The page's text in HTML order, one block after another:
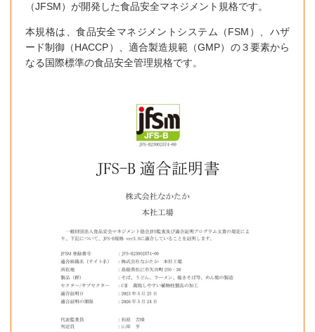
（JFSM）が開発した食品安全マネジメント規格です。
本規格は、食品安全マネジメントシステム（FSM）、ハザ
ード制御（HACCP）、適合製造規範（GMP）の３要素から
なる国際標準の食品安全管理規格です。